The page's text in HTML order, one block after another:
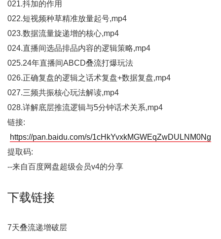
021.抖加的作用
022.短视频种草精准放量起号,mp4
023.数据流量旋递增的核心,mp4
024.直播间选品排品内容的逻辑策略,mp4
025.24年直播间ABCD叠流打爆玩法
026.正确复盘的逻辑之话术复盘+数据复盘,mp4
027.三频共振核心玩法解读,mp4
028.详解底层推流逻辑与5分钟话术关系,mp4
链接:
https://pan.baidu.com/s/1cHkYvxkMGWEqZwDULNM0Ng
提取码:
--来自百度网盘超级会员v4的分享
下载链接
7天叠流递增破层